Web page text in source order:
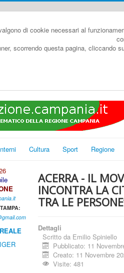
di cookie necessari al
scorrendo questa pagina, cliccando
Cultura Sport Regione
ACERRA - IL
INCONTRA LA
TRA LE
Dettagli
Scritto da Emilio Spiniello
Pubblicato: 11
Creato: 11 Novembre
Visite: 481